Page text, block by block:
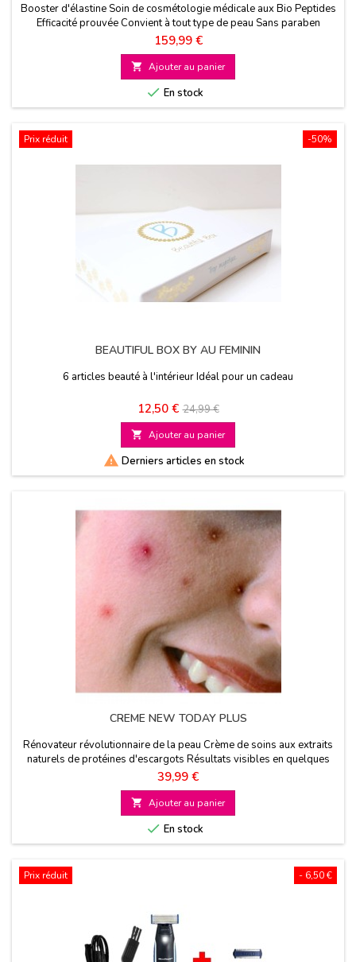
Booster d'élastine Soin de cosmétologie médicale aux Bio Peptides
Efficacité prouvée Convient à tout type de peau Sans paraben
Prix
159,99 €
 Ajouter au panier
 En stock
-50%
Prix réduit
BEAUTIFUL BOX BY AU FEMININ
6 articles beauté à l'intérieur Idéal pour un cadeau
Prix
12,50 € Prix
de
base
24,99 €
 Ajouter au panier
 Derniers articles en stock
CREME NEW TODAY PLUS
Rénovateur révolutionnaire de la peau Crème de soins aux extraits
naturels de protéines d'escargots Résultats visibles en quelques
jours
Prix
39,99 €
 Ajouter au panier
 En stock
- 6,50 €
Prix réduit